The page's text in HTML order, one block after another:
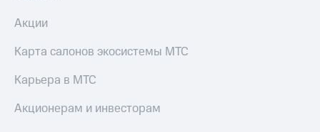
Акции
Карта салонов экосистемы МТС
Карьера в МТС
Акционерам и инвесторам